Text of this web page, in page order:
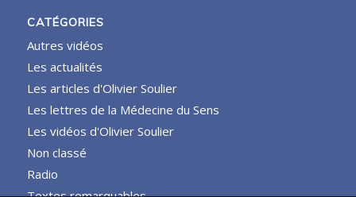
CATÉGORIES
Autres vidéos
Les actualités
Les articles d'Olivier Soulier
Les lettres de la Médecine du Sens
Les vidéos d'Olivier Soulier
Non classé
Radio